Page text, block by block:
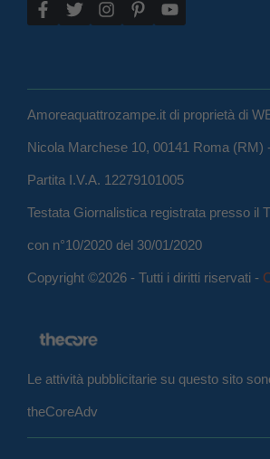
Amoreaquattrozampe.it di proprietà di
Nicola Marchese 10, 00141 Roma (RM)
Partita I.V.A. 12279101005
Testata Giornalistica registrata presso il
con n°10/2020 del 30/01/2020
Copyright ©2026 - Tutti i diritti riservati -
Le attività pubblicitarie su questo sito
theCoreAdv